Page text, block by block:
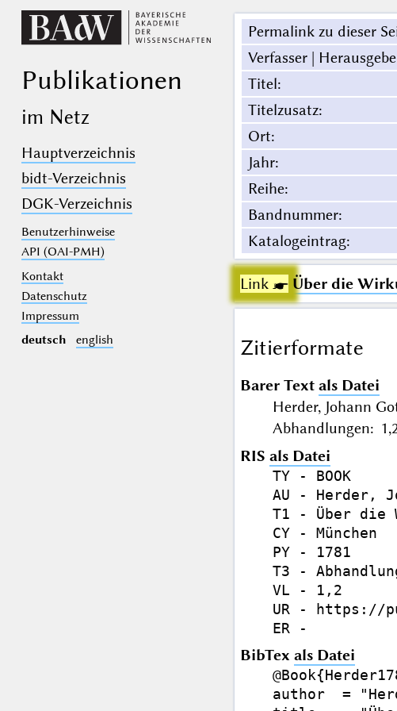
Publikationen
im Netz
Hauptverzeichnis
bidt-Verzeichnis
DGK-Verzeichnis
Benutzerhinweise
API (OAI-PMH)
Kontakt
Datenschutz
Impressum
deutsch
english
Permalink zu dieser
Verfasser |
Titel:
Titelzusatz:
Ort:
Jahr:
Reihe:
Bandnummer:
Katalogeintrag:
Link ☛ Über die
Zitierformate
Barer Text als Datei
Herder, Johann
Abhandlungen:
RIS als Datei
TY - BOOK
AU - Herder,
T1 - Über die
CY - München
PY - 1781
T3 -
VL - 1,2
UR - https://
BibTex als Datei
author  =